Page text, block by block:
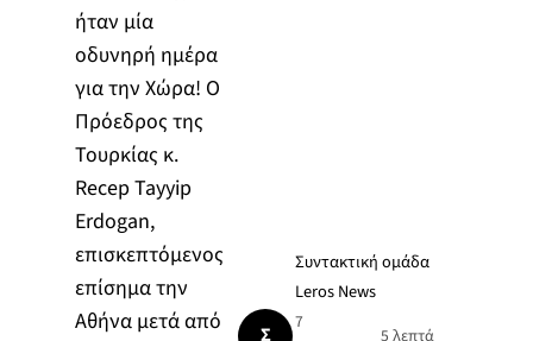
ήταν μία
οδυνηρή ημέρα
για την Χώρα! Ο
Πρόεδρος της
Τουρκίας κ.
Recep Tayyip
Erdogan,
επισκεπτόμενος
επίσημα την
Αθήνα μετά από
Σ
Συντακτική ομάδα
Leros News
7
5 λεπτά